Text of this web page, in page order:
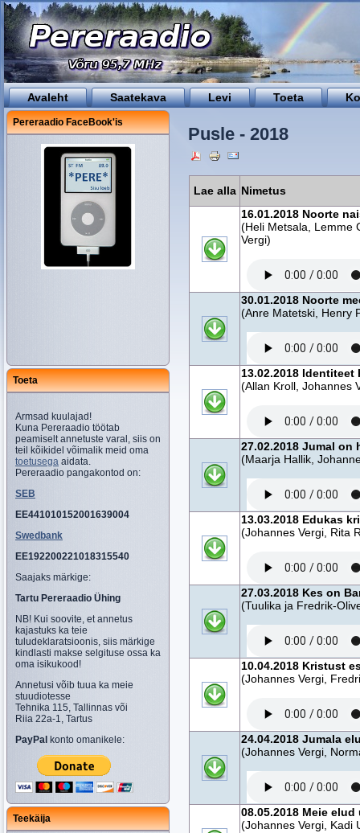
Avaleht Saatekava Levi Toeta
Pereraadio FaceBook'is
Toeta
Armsad kuulajad!
Kuna Pereraadio töötab
peamiselt annetuste varal, siis on
teil kõikidel võimalik meid oma
toetusega aidata.
Pereraadio pangakontod on:
SEB
EE441010152001639004
Swedbank
EE192200221018315540
Saajaks märkige:
Tartu Pereraadio Ühing
NB! Kui soovite, et annetus
kajastuks ka teie
tuludeklaratsioonis, siis märkige
kindlasti makse selgituse ossa ka
oma isikukood!
Annetusi võib tuua ka meie
stuudiotesse
Tehnika 115, Tallinnas või
Riia 22a-1, Tartus
PayPal konto omanikele:
Teekäija
Pusle - 2018
Lae alla Nimetus
16.01.2018 Noorte
(Heli Metsala, Lemme
Vergi)
30.01.2018 Noorte
(Anre Matetski, Henry
13.02.2018 Identiteet
(Allan Kroll, Johannes
27.02.2018 Jumal on
(Maarja Hallik,
13.03.2018 Edukas
(Johannes Vergi, Rita
27.03.2018 Kes on
(Tuulika ja Fredrik-
10.04.2018 Kristust
(Johannes Vergi,
24.04.2018 Jumala
(Johannes Vergi,
08.05.2018 Meie
(Johannes Vergi, Kadi